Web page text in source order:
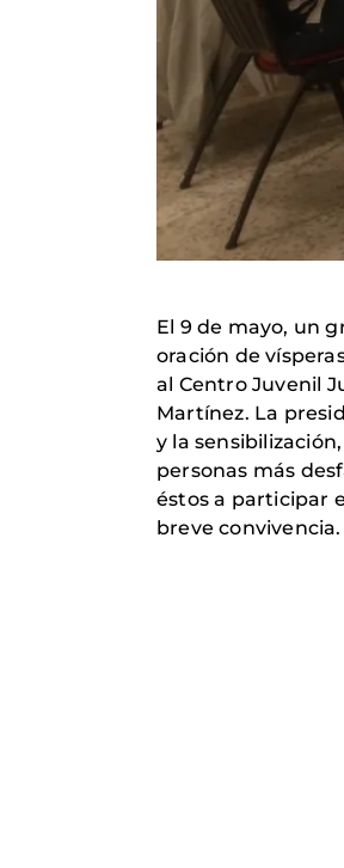
El 9 de mayo, un
oración de
al Centro Juvenil
Martínez. La
y la
personas más
éstos a participar
breve convivencia.